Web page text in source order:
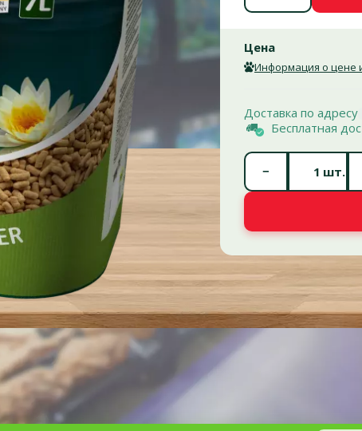
Цена
Информация о цене
Доставка по адресу
Бесплатная
шт.
−